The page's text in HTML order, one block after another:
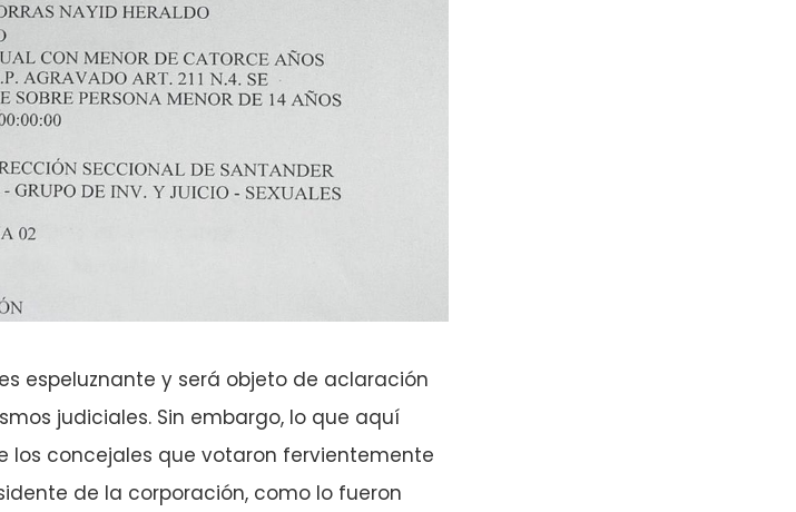
espeluznante y será objeto de aclaración
judiciales. Sin embargo, lo que aquí
los concejales que votaron fervientemente
de la corporación, como lo fueron